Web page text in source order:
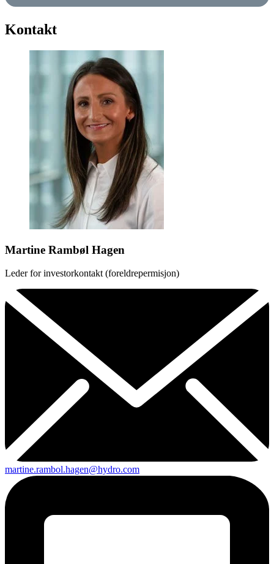
Kontakt
Martine Rambøl Hagen
Leder for investorkontakt (foreldrepermisjon)
martine.rambol.hagen@hydro.com